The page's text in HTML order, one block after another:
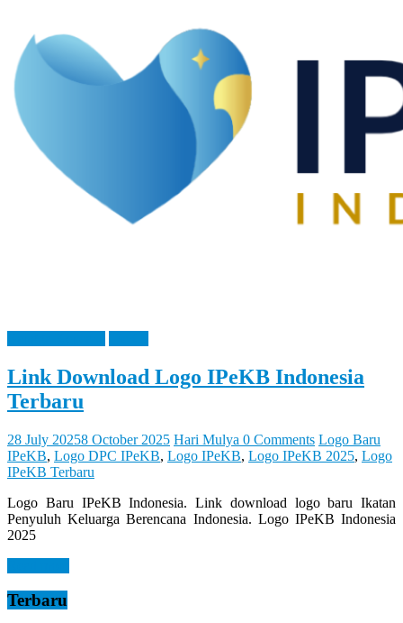
Link Download Logo IPeKB Indonesia
Terbaru
28 July 20258 October 2025 Hari Mulya 0 Comments Logo Baru
IPeKB, Logo DPC IPeKB, Logo IPeKB, Logo IPeKB 2025, Logo
IPeKB Terbaru
Logo Baru IPeKB Indonesia. Link download logo baru Ikatan
Penyuluh Keluarga Berencana Indonesia. Logo IPeKB Indonesia
2025
Terbaru